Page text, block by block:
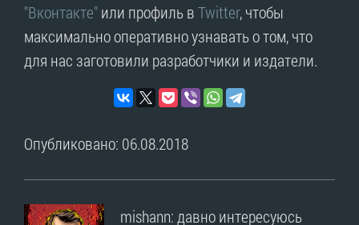
"Вконтакте"или профиль вTwitter, чтобы
максимально оперативно узнавать о том, что
для нас заготовили разработчики и издатели.
Опубликовано: 06.08.2018
mishann: давно интересуюсь